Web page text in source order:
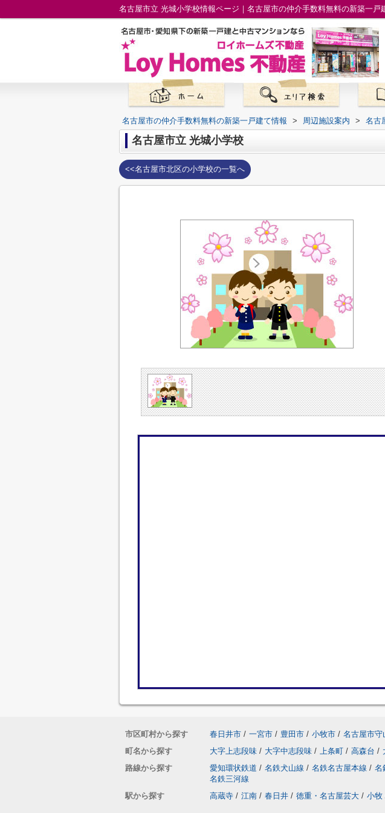
名古屋市立 光城小学校情報ページ｜名古屋市の仲介手数料無料の新築一戸
名古屋市の仲介手数料無料の新築一戸建て情報 > 周辺施設案内 > 名古
名古屋市立 光城小学校
<<名古屋市北区の小学校の一覧へ
市区町村から探す 春日井市 / 一宮市 / 豊田市 / 小牧市 / 名古屋市守
町名から探す
大字上志段味 / 大字中志段味 / 上条町 / 高森台 /
路線から探す
愛知環状鉄道 / 名鉄犬山線 / 名鉄名古屋本線 / 名
名鉄三河線
駅から探す
高蔵寺 / 江南 / 春日井 / 徳重・名古屋芸大 / 小牧